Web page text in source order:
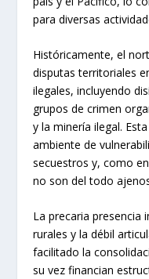
para diversas
Históricamente, el
disputas territoriales
ilegales, incluyendo
grupos de crimen
y la minería ilegal.
ambiente de
secuestros y, como
no son del todo
La precaria presencia
rurales y la débil
facilitado la
su vez financian